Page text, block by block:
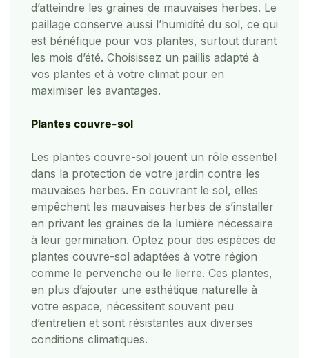
d’atteindre les graines de mauvaises herbes. Le
paillage conserve aussi l’humidité du sol, ce qui
est bénéfique pour vos plantes, surtout durant
les mois d’été. Choisissez un paillis adapté à
vos plantes et à votre climat pour en
maximiser les avantages.
Plantes couvre-sol
Les plantes couvre-sol jouent un rôle essentiel
dans la protection de votre jardin contre les
mauvaises herbes. En couvrant le sol, elles
empêchent les mauvaises herbes de s’installer
en privant les graines de la lumière nécessaire
à leur germination. Optez pour des espèces de
plantes couvre-sol adaptées à votre région
comme le pervenche ou le lierre. Ces plantes,
en plus d’ajouter une esthétique naturelle à
votre espace, nécessitent souvent peu
d’entretien et sont résistantes aux diverses
conditions climatiques.